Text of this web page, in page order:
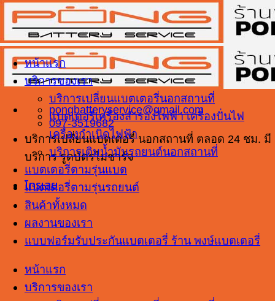
ข้าม
ไป
ยัง
เนื้อหา
pongbatteryservice@gmail.com
097-3519682
บริการเปลี่ยนแบตเตอรี่ นอกสถานที่ ตลอด 24 ชม. มี
บริการ รูดบัตรไม่ชาร์จ
โทรเลย
หน้าแรก
บริการของเรา
บริการเปลี่ยนแบตเตอรี่นอกสถานที่
แบตเตอรี่เครื่องสำรองไฟฟ้า เครื่องปั่นไฟ
เครื่องกำเนิดไฟฟ้า
บริการเติมน้ำมันรถยนต์นอกสถานที่
แบตเตอรี่ตามรุ่นแบต
แบตเตอรี่ตามรุ่นรถยนต์
สินค้าทั้งหมด
ผลงานของเรา
แบบฟอร์มรับประกันแบตเตอรี่ ร้าน พงษ์แบตเตอรี่
หน้าแรก
บริการของเรา